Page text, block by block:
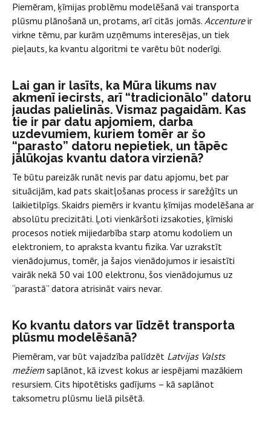
Piemēram, ķīmijas problēmu modelēšanā vai transporta
plūsmu plānošanā un, protams, arī citās jomās. Accentureir
virkne tēmu, par kurām uzņēmums interesējas, un tiek
pieļauts, ka kvantu algoritmi te varētu būt noderīgi.
Lai gan ir lasīts, ka Mūra likums nav
akmenī iecirsts, arī “tradicionālo” datoru
jaudas palielinās. Vismaz pagaidām. Kas
tie ir par datu apjomiem, darba
uzdevumiem, kuriem tomēr ar šo
“parasto” datoru nepietiek, un tāpēc
jālūkojas kvantu datora virzienā?
Te būtu pareizāk runāt nevis par datu apjomu, bet par
situācijām, kad pats skaitļošanas process ir sarežģīts un
laikietilpīgs. Skaidrs piemērs ir kvantu ķīmijas modelēšana ar
absolūtu precizitāti. Ļoti vienkāršoti izsakoties, ķīmiski
procesos notiek mijiedarbība starp atomu kodoliem un
elektroniem, to apraksta kvantu fizika. Var uzrakstīt
vienādojumus, tomēr, ja šajos vienādojumos ir iesaistīti
vairāk nekā 50 vai 100 elektronu, šos vienādojumus uz
“parastā” datora atrisināt vairs nevar.
Ko kvantu dators var līdzēt transporta
plūsmu modelēšanā?
Piemēram, var būt vajadzība palīdzēt Latvijas Valsts
mežiemsaplānot, kā izvest kokus ar iespējami mazākiem
resursiem. Cits hipotētisks gadījums – kā saplānot
taksometru plūsmu lielā pilsētā.